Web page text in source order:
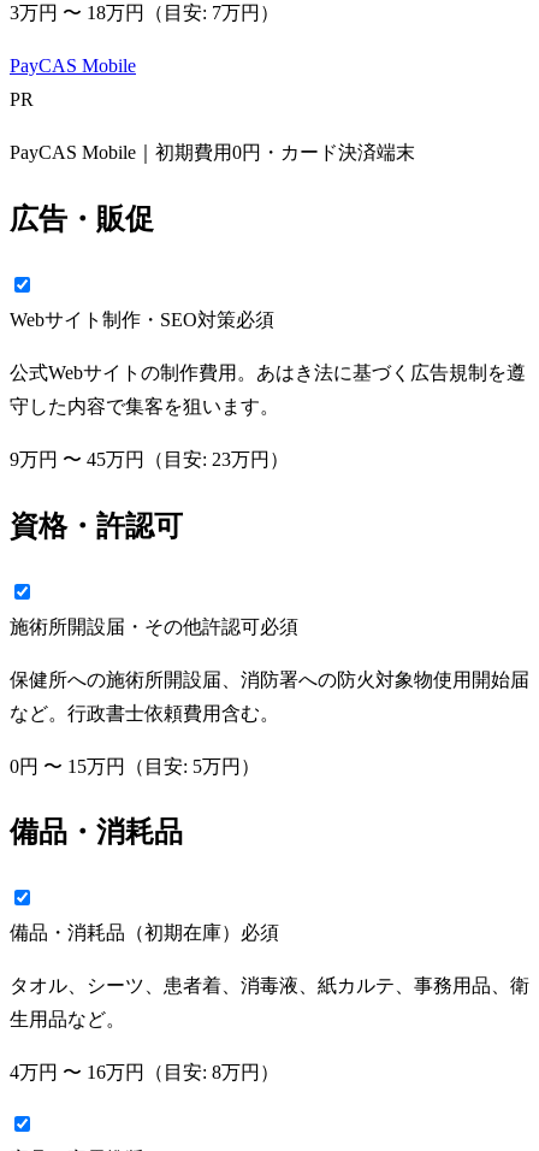
3万円 〜 18万円 （目安: 7万円 ）
PayCAS Mobile
PR
PayCAS Mobile｜初期費用0円・カード決済端末
広告・販促
Webサイト制作・SEO対策必須
公式Webサイトの制作費用。あはき法に基づく広告規制を遵
守した内容で集客を狙います。
9万円 〜 45万円 （目安: 23万円 ）
資格・許認可
施術所開設届・その他許認可必須
保健所への施術所開設届、消防署への防火対象物使用開始届
など。行政書士依頼費用含む。
0円 〜 15万円 （目安: 5万円 ）
備品・消耗品
備品・消耗品（初期在庫） 必須
タオル、シーツ、患者着、消毒液、紙カルテ、事務用品、衛
生用品など。
4万円 〜 16万円 （目安: 8万円 ）